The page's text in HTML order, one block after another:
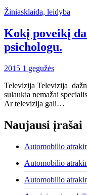
Žiniasklaida, leidyba
Kokį poveikį
psichologu.
2015 1 gegužės
Televizija Televizija
sulaukia nemažai
Ar televizija gali…
Naujausi įrašai
Automobilio
Automobilio
Automobilio